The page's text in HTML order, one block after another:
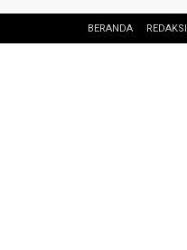
BERANDA REDAKSI